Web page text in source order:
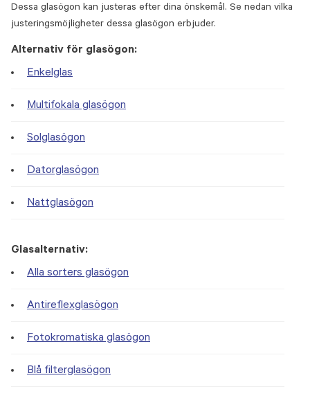
Dessa glasögon kan justeras efter dina önskemål. Se nedan vilka
justeringsmöjligheter dessa glasögon erbjuder.
Alternativ för glasögon:
Enkelglas
Multifokala glasögon
Solglasögon
Datorglasögon
Nattglasögon
Glasalternativ:
Alla sorters glasögon
Antireflexglasögon
Fotokromatiska glasögon
Blå filterglasögon